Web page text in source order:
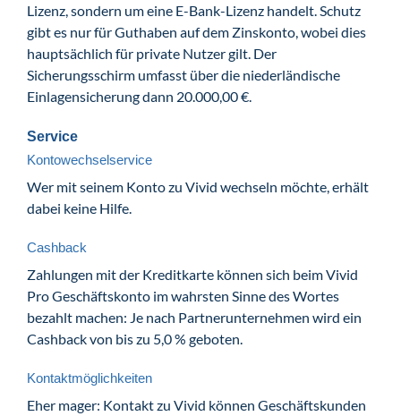
Lizenz, sondern um eine E-Bank-Lizenz handelt. Schutz
gibt es nur für Guthaben auf dem Zinskonto, wobei dies
hauptsächlich für private Nutzer gilt. Der
Sicherungsschirm umfasst über die niederländische
Einlagensicherung dann 20.000,00 €.
Service
Kontowechselservice
Wer mit seinem Konto zu Vivid wechseln möchte, erhält
dabei keine Hilfe.
Cashback
Zahlungen mit der Kreditkarte können sich beim Vivid
Pro Geschäftskonto im wahrsten Sinne des Wortes
bezahlt machen: Je nach Partnerunternehmen wird ein
Cashback von bis zu 5,0 % geboten.
Kontaktmöglichkeiten
Eher mager: Kontakt zu Vivid können Geschäftskunden